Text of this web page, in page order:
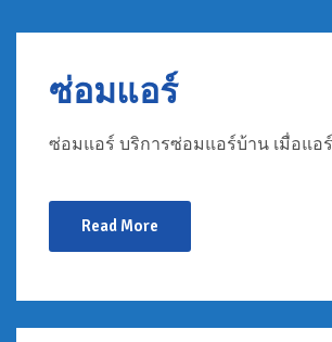
ซ่อมแอร์
ซ่อมแอร์ บริการซ่อมแอร์บ้าน เมื่อแอ
Read More